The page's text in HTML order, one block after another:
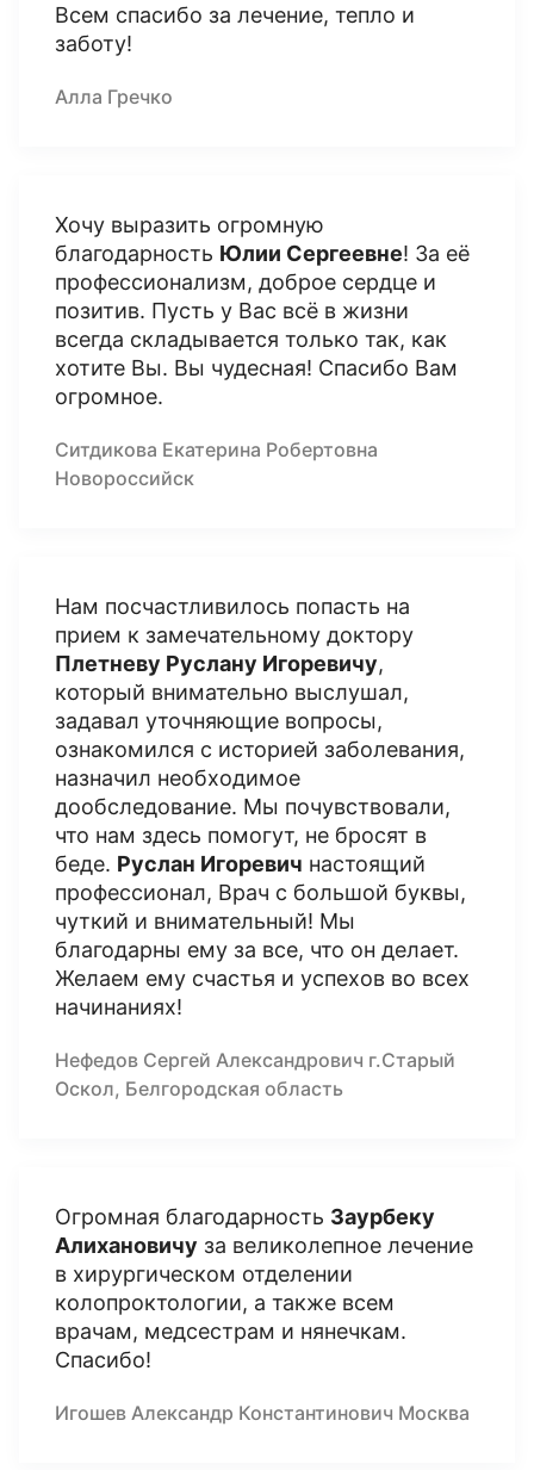
Всем спасибо за лечение, тепло и
заботу!
Алла Гречко
Хочу выразить огромную
благодарность Юлии Сергеевне! За её
профессионализм, доброе сердце и
позитив. Пусть у Вас всё в жизни
всегда складывается только так, как
хотите Вы. Вы чудесная! Спасибо Вам
огромное.
Ситдикова Екатерина Робертовна
Новороссийск
Нам посчастливилось попасть на
прием к замечательному доктору
Плетневу Руслану Игоревичу,
который внимательно выслушал,
задавал уточняющие вопросы,
ознакомился с историей заболевания,
назначил необходимое
дообследование. Мы почувствовали,
что нам здесь помогут, не бросят в
беде. Руслан Игоревич настоящий
профессионал, Врач с большой буквы,
чуткий и внимательный! Мы
благодарны ему за все, что он делает.
Желаем ему счастья и успехов во всех
начинаниях!
Нефедов Сергей Александрович г.Старый
Оскол, Белгородская область
Огромная благодарность Заурбеку
Алихановичу за великолепное лечение
в хирургическом отделении
колопроктологии, а также всем
врачам, медсестрам и нянечкам.
Спасибо!
Игошев Александр Константинович Москва